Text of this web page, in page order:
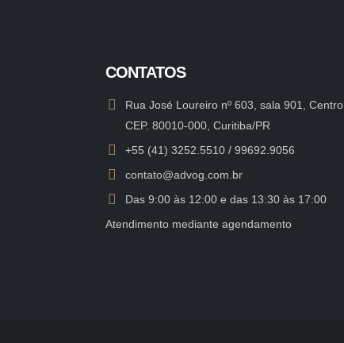
CONTATOS
Rua José Loureiro nº 603, sala 901, Centro,
CEP. 80010-000, Curitiba/PR
+55 (41) 3252.5510 / 99692.9056
contato@advog.com.br
Das 9:00 às 12:00 e das 13:30 às 17:00
Atendimento mediante agendamento